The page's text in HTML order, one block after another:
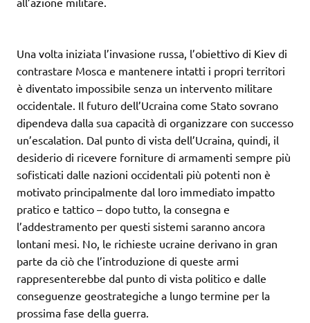
Una volta iniziata l’invasione russa, l’obiettivo di Kiev di
contrastare Mosca e mantenere intatti i propri territori
è diventato impossibile senza un intervento militare
occidentale. Il futuro dell’Ucraina come Stato sovrano
dipendeva dalla sua capacità di organizzare con successo
un’escalation. Dal punto di vista dell’Ucraina, quindi, il
desiderio di ricevere forniture di armamenti sempre più
sofisticati dalle nazioni occidentali più potenti non è
motivato principalmente dal loro immediato impatto
pratico e tattico – dopo tutto, la consegna e
l’addestramento per questi sistemi saranno ancora
lontani mesi. No, le richieste ucraine derivano in gran
parte da ciò che l’introduzione di queste armi
rappresenterebbe dal punto di vista politico e dalle
conseguenze geostrategiche a lungo termine per la
prossima fase della guerra.